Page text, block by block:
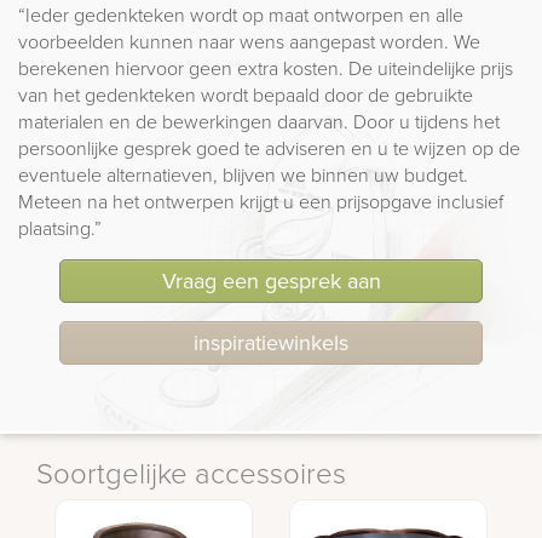
“Ieder gedenkteken wordt op maat ontworpen en alle
voorbeelden kunnen naar wens aangepast worden. We
berekenen hiervoor geen extra kosten. De uiteindelijke prijs
van het gedenkteken wordt bepaald door de gebruikte
materialen en de bewerkingen daarvan. Door u tijdens het
persoonlijke gesprek goed te adviseren en u te wijzen op de
eventuele alternatieven, blijven we binnen uw budget.
Meteen na het ontwerpen krijgt u een prijsopgave inclusief
plaatsing.”
Vraag een gesprek aan
inspiratiewinkels
Soortgelijke accessoires